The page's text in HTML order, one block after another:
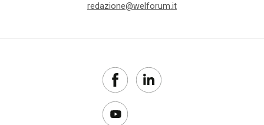
redazione@welforum.it